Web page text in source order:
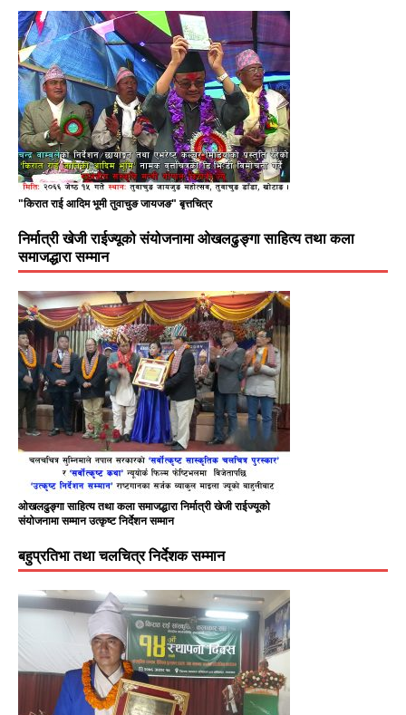
"किरात राई आदिम भूमी तुवाचुङ जायजङ" बृत्तचित्र
निर्मात्री खेजी राईज्यूको संयोजनामा ओखलढुङ्गा साहित्य तथा कला
समाजद्धारा सम्मान
ओखलढुङ्गा साहित्य तथा कला समाजद्धारा निर्मात्री खेजी राईज्यूको
संयोजनामा सम्मान उत्कृष्ट निर्देशन सम्मान
बहुप्रतिभा तथा चलचित्र निर्देशक सम्मान